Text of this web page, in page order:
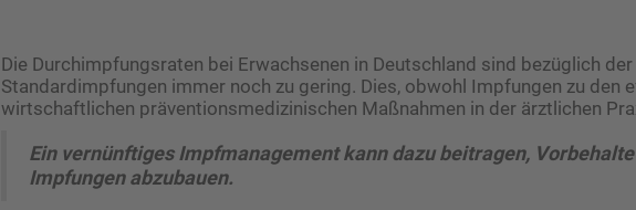
Die Durchimpfungsraten bei Erwachsenen in Deutschland sind bezüglich der
Standardimpfungen immer noch zu gering. Dies, obwohl Impfungen zu den
wirtschaftlichen präventionsmedizinischen Maßnahmen in der ärztlichen
Ein vernünftiges Impfmanagement kann dazu beitragen,
Impfungen abzubauen.